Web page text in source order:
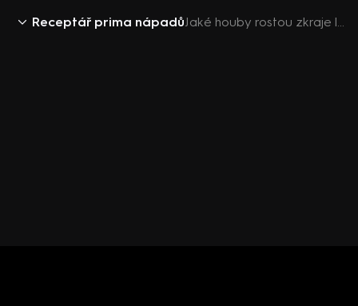
Receptář prima nápadů Jaké houby rostou zkraje léta